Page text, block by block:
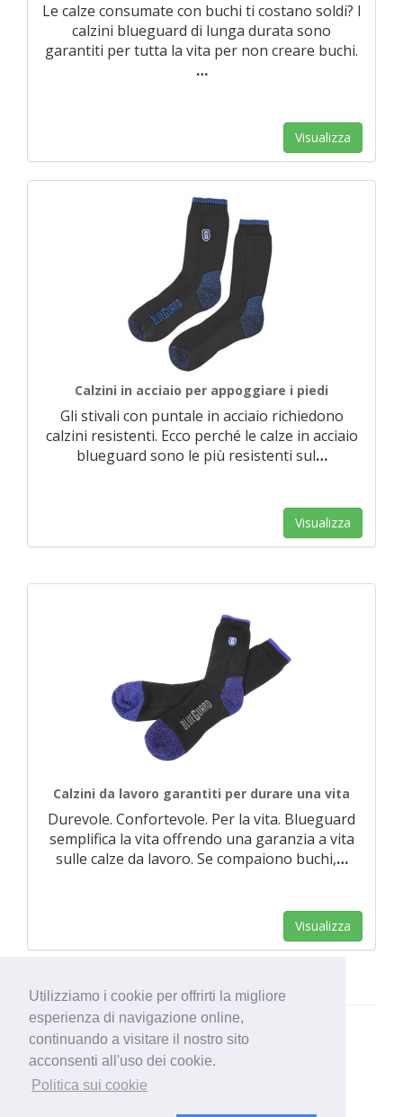
Utilizziamo i cookie per offrirti la migliore
esperienza di navigazione online,
continuando a visitare il nostro sito
acconsenti all'uso dei cookie.
Politica sui cookie
Le calze consumate con buchi ti costano soldi? I
calzini blueguard di lunga durata sono
garantiti per tutta la vita per non creare buchi.
…
Visualizza
Calzini in acciaio per appoggiare i piedi
Gli stivali con puntale in acciaio richiedono
calzini resistenti. Ecco perché le calze in acciaio
blueguard sono le più resistenti sul…
Visualizza
Calzini da lavoro garantiti per durare una vita
Durevole. Confortevole. Per la vita. Blueguard
semplifica la vita offrendo una garanzia a vita
sulle calze da lavoro. Se compaiono buchi,…
Visualizza